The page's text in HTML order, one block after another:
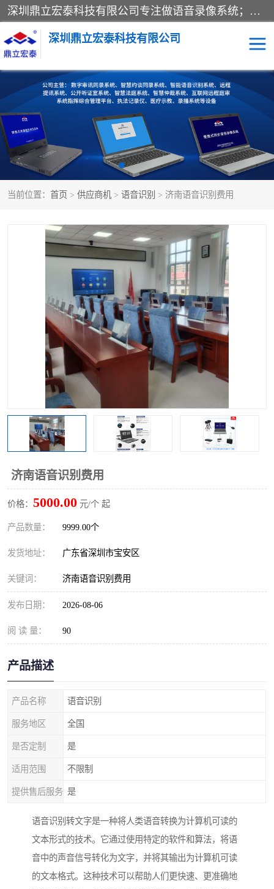
深圳鼎立宏泰科技有限公司专注做语音录像系统；主要服务有：约谈室同步录音录像系统、设计数字询问同步录音录像、数字约谈室同步录音录像、公开听证室、智慧庭审、智能语音识别转写、远程提讯（提审）、记录仪、远程指挥综合管理平台、录播系统等
深圳鼎立宏泰科技有限公司
当前位置： 首页 > 供应商机 > 语音识别 > 济南语音识别费用
济南语音识别费用
价格： 5000.00 元/个 起
产品数量： 9999.00个
发货地址： 广东省深圳市宝安区
关键词： 济南语音识别费用
发布日期： 2026-08-06
阅 读 量： 90
产品描述
产品名称 语音识别
服务地区 全国
是否定制 是
适用范围 不限制
提供售后服务 是
语音识别转文字是一种将人类语音转换为计算机可读的
文本形式的技术。它通过使用特定的软件和算法，将语
音中的声音信号转化为文字，并将其输出为计算机可读
的文本格式。这种技术可以帮助人们更快速、更准确地
同步录音录像设备 便携式审讯设备
数字法庭 听证室
远程提讯 语音识别